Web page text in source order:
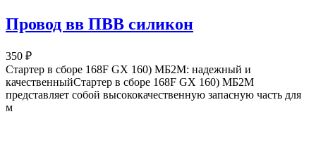
Провод вв ПВВ силикон
350 ₽
Стартер в сборе 168F GX 160) МБ2М: надежный и
качественныйСтартер в сборе 168F GX 160) МБ2М
представляет собой высококачественную запасную часть для
м